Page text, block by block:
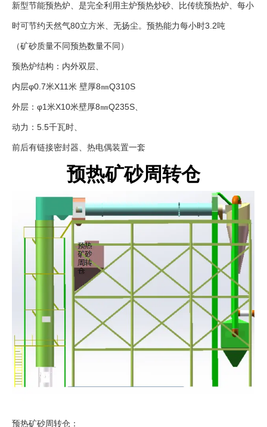
新型节能预热炉、是完全利用主炉预热炒砂、比传统预热炉、每小
时可节约天然气80立方米、无扬尘。预热能力每小时3.2吨
（矿砂质量不同预热数量不同）
预热炉结构：内外双层、
内层φ0.7米X11米 壁厚8㎜Q310S
外层：φ1米X10米壁厚8㎜Q235S、
动力：5.5千瓦时、
前后有链接密封器、热电偶装置一套
预热矿砂周转仓
预热矿砂周转仓：